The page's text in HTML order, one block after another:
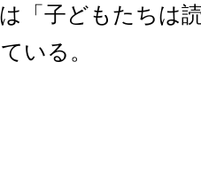
「子どもたちは
いる。